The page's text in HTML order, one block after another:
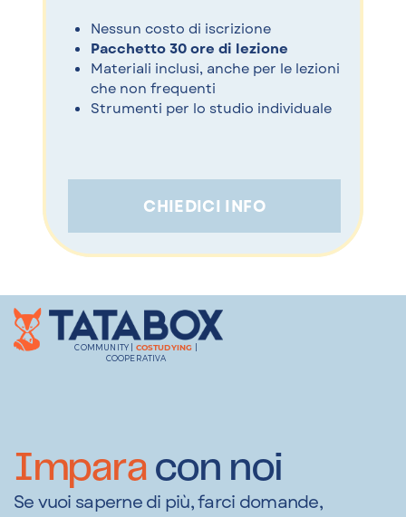
Nessun costo di iscrizione
Pacchetto 30 ore di lezione
Materiali inclusi, anche per le lezioni
che non frequenti
Strumenti per lo studio individuale
CHIEDICI INFO
COMMUNITY | COSTUDYING
COOPERATIVA
Imparacon noi
Se vuoi saperne di più, farci domande,